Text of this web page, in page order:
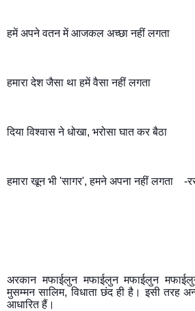
हमें अपने वतन में आजकल अच्छा नहीं लगता
हमारा देश जैसा था हमें वैसा नहीं लगता
दिया विश्वास ने धोखा, भरोसा घात कर बैठा
हमारा खून भी 'सागर', हमने अपना नहीं लगता
अरकान मफाईलुन मफाईलुन मफाईलुन
मुसम्मन सालिम, विधाता छंद ही है। इसी तरह
आधारित हैं।